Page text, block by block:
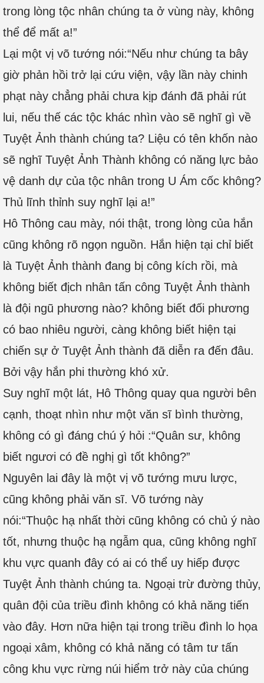
trong lòng tộc nhân chúng ta ở vùng này, không
thể để mất a!”
Lại một vị võ tướng nói:“Nếu như chúng ta bây
giờ phản hồi trở lại cứu viện, vậy lần này chinh
phạt này chẳng phải chưa kịp đánh đã phải rút
lui, nếu thế các tộc khác nhìn vào sẽ nghĩ gì về
Tuyệt Ảnh thành chúng ta? Liệu có tên khốn nào
sẽ nghĩ Tuyệt Ảnh Thành không có năng lực bảo
vệ danh dự của tộc nhân trong U Ám cốc không?
Thủ lĩnh thỉnh suy nghĩ lại a!”
Hô Thông cau mày, nói thật, trong lòng của hắn
cũng không rõ ngọn nguồn. Hắn hiện tại chỉ biết
là Tuyệt Ảnh thành đang bị công kích rồi, mà
không biết địch nhân tấn công Tuyệt Ảnh thành
là đội ngũ phương nào? không biết đối phương
có bao nhiêu người, càng không biết hiện tại
chiến sự ở Tuyệt Ảnh thành đã diễn ra đến đâu.
Bởi vậy hắn phi thường khó xử.
Suy nghĩ một lát, Hô Thông quay qua người bên
cạnh, thoạt nhìn như một văn sĩ bình thường,
không có gì đáng chú ý hỏi :“Quân sư, không
biết ngươi có đề nghị gì tốt không?”
Nguyên lai đây là một vị võ tướng mưu lược,
cũng không phải văn sĩ. Võ tướng này
nói:“Thuộc hạ nhất thời cũng không có chủ ý nào
tốt, nhưng thuộc hạ ngẫm qua, cũng không nghĩ
khu vực quanh đây có ai có thể uy hiếp được
Tuyệt Ảnh thành chúng ta. Ngoại trừ đường thủy,
quân đội của triều đình không có khả năng tiến
vào đây. Hơn nữa hiện tại trong triều đình lo họa
ngoại xâm, không có khả năng có tâm tư tấn
công khu vực rừng núi hiểm trở này của chúng